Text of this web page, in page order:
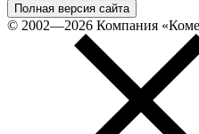
Полная версия сайта
© 2002—2026 Компания